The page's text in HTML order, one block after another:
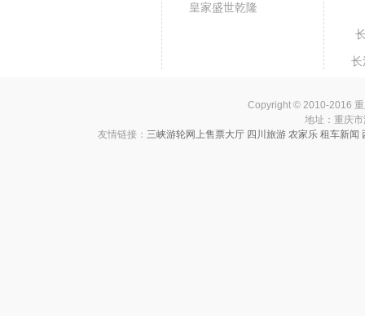
皇家盛世乾隆
长
Copyright © 2010-2016
地址：重庆
友情链接： 三峡游轮网上售票大厅 四川旅游 农家乐 租车新闻